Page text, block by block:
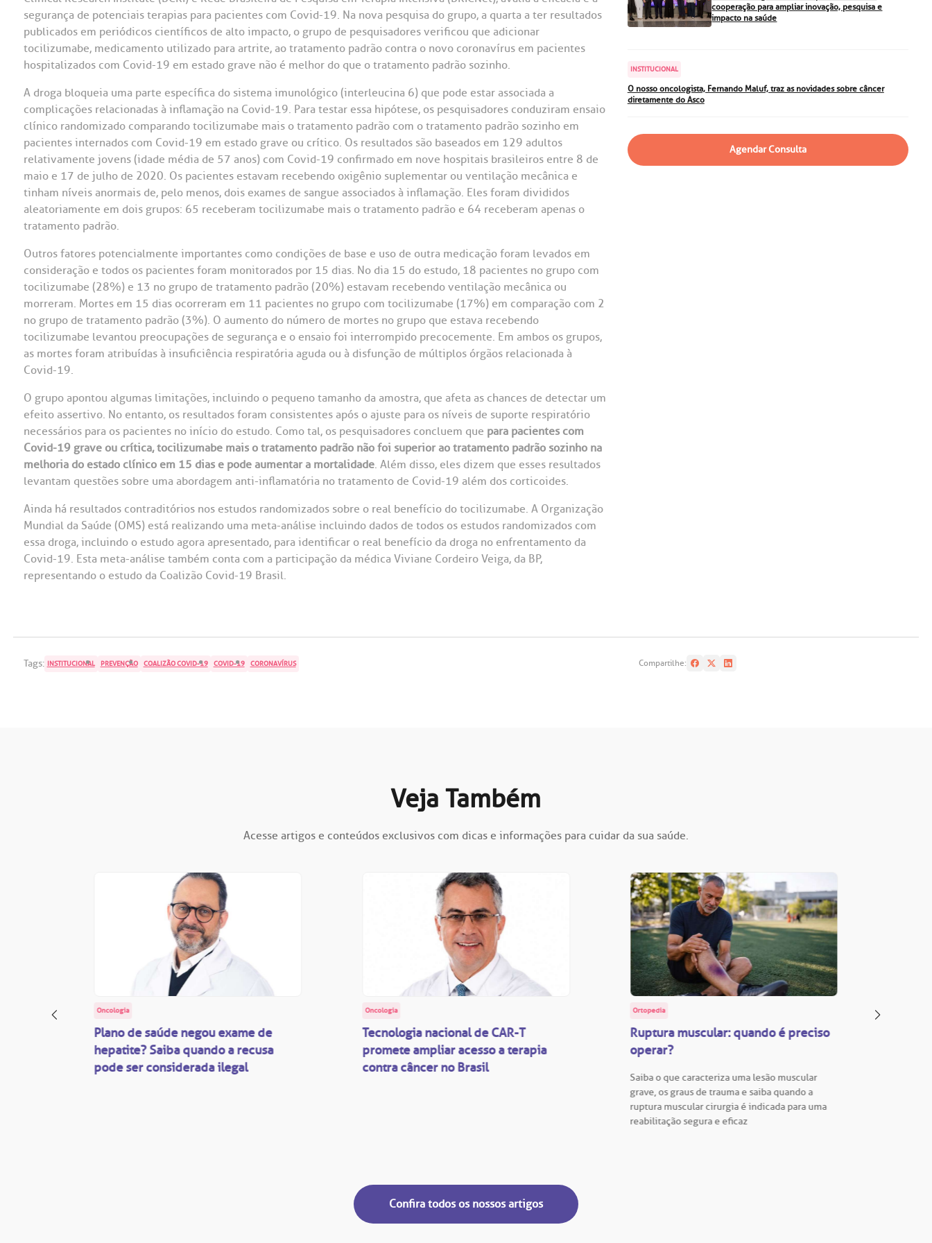
OUVIDORIA:
ouvidoria@bp.org.br
Fale Conosco
Saiba mais
Endereço:
CEP: 01323-001 | Bela
Vista
São Paulo - SP
Saiba mais
Endereço:
965
CEP: 01323-001 | Bela Vista
São Paulo - SP
Saiba mais
Teleinterconsulta
Centro de Doenças Autoimunes
Solicitação de veracidade de
segurança de potenciais terapias para pacientes com Covid-19. Na nova pesquisa do grupo, a quarta a ter resultados
publicados em periódicos científicos de alto impacto, o grupo de pesquisadores verificou que adicionar
tocilizumabe, medicamento utilizado para artrite, ao tratamento padrão contra o novo coronavírus em pacientes
hospitalizados com Covid-19 em estado grave não é melhor do que o tratamento padrão sozinho.
A droga bloqueia uma parte específica do sistema imunológico (interleucina 6) que pode estar associada a
complicações relacionadas à inflamação na Covid-19. Para testar essa hipótese, os pesquisadores conduziram ensaio
clínico randomizado comparando tocilizumabe mais o tratamento padrão com o tratamento padrão sozinho em
pacientes internados com Covid-19 em estado grave ou crítico. Os resultados são baseados em 129 adultos
relativamente jovens (idade média de 57 anos) com Covid-19 confirmado em nove hospitais brasileiros entre 8 de
maio e 17 de julho de 2020. Os pacientes estavam recebendo oxigênio suplementar ou ventilação mecânica e
tinham níveis anormais de, pelo menos, dois exames de sangue associados à inflamação. Eles foram divididos
aleatoriamente em dois grupos: 65 receberam tocilizumabe mais o tratamento padrão e 64 receberam apenas o
tratamento padrão.
Outros fatores potencialmente importantes como condições de base e uso de outra medicação foram levados em
consideração e todos os pacientes foram monitorados por 15 dias. No dia 15 do estudo, 18 pacientes no grupo com
tocilizumabe (28%) e 13 no grupo de tratamento padrão (20%) estavam recebendo ventilação mecânica ou
morreram. Mortes em 15 dias ocorreram em 11 pacientes no grupo com tocilizumabe (17%) em comparação com 2
no grupo de tratamento padrão (3%). O aumento do número de mortes no grupo que estava recebendo
tocilizumabe levantou preocupações de segurança e o ensaio foi interrompido precocemente. Em ambos os grupos,
as mortes foram atribuídas à insuficiência respiratória aguda ou à disfunção de múltiplos órgãos relacionada à
Covid-19.
O grupo apontou algumas limitações, incluindo o pequeno tamanho da amostra, que afeta as chances de detectar um
efeito assertivo. No entanto, os resultados foram consistentes após o ajuste para os níveis de suporte respiratório
necessários para os pacientes no início do estudo. Como tal, os pesquisadores concluem que para pacientes com
Covid-19 grave ou crítica, tocilizumabe mais o tratamento padrão não foi superior ao tratamento padrão sozinho na
melhoria do estado clínico em 15 dias e pode aumentar a mortalidade. Além disso, eles dizem que esses resultados
levantam questões sobre uma abordagem anti-inflamatória no tratamento de Covid-19 além dos corticoides.
Ainda há resultados contraditórios nos estudos randomizados sobre o real benefício do tocilizumabe. A Organização
Mundial da Saúde (OMS) está realizando uma meta-análise incluindo dados de todos os estudos randomizados com
essa droga, incluindo o estudo agora apresentado, para identificar o real benefício da droga no enfrentamento da
Covid-19. Esta meta-análise também conta com a participação da médica Viviane Cordeiro Veiga, da BP,
representando o estudo da Coalizão Covid-19 Brasil.
cooperação para ampliar inovação, pesquisa e
impacto na saúde
INSTITUCIONAL
O nosso oncologista, Fernando Maluf, traz as novidades sobre câncer
diretamente do Asco
Agendar Consulta
Tags: INSTITUCIONAL PREVENÇÃO COALIZÃO COVID-19 COVID-19 CORONAVÍRUS Compartilhe:
Veja Também
Acesse artigos e conteúdos exclusivos com dicas e informações para cuidar da sua saúde.
Oncologia
Plano de saúde negou exame de
hepatite? Saiba quando a recusa
pode ser considerada ilegal
Oncologia
Tecnologia nacional de CAR-T
promete ampliar acesso a terapia
contra câncer no Brasil
Ortopedia
Ruptura muscular: quando é preciso
operar?
Saiba o que caracteriza uma lesão muscular
grave, os graus de trauma e saiba quando a
ruptura muscular cirurgia é indicada para uma
reabilitação segura e eficaz
Confira todos os nossos artigos